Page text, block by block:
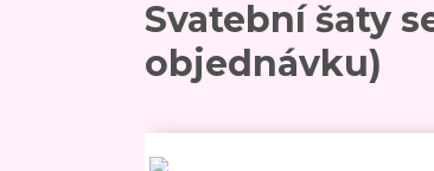
Svatební šaty
objednávku)